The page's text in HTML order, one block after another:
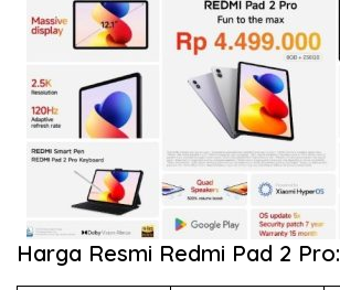
Harga Resmi Redmi Pad 2 Pro: